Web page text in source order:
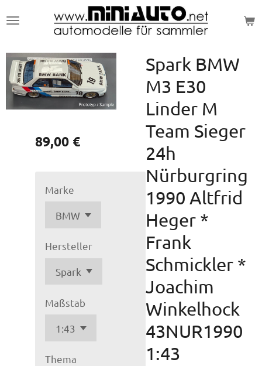
Hauptinhalt
Spark BMW
M3 E30
Linder M
Team Sieger
24h
Nürburgring
1990 Altfrid
Heger *
Frank
Schmickler *
Joachim
Winkelhock
43NUR1990
1:43
89,00 €
Marke
Hersteller
Maßstab
Thema